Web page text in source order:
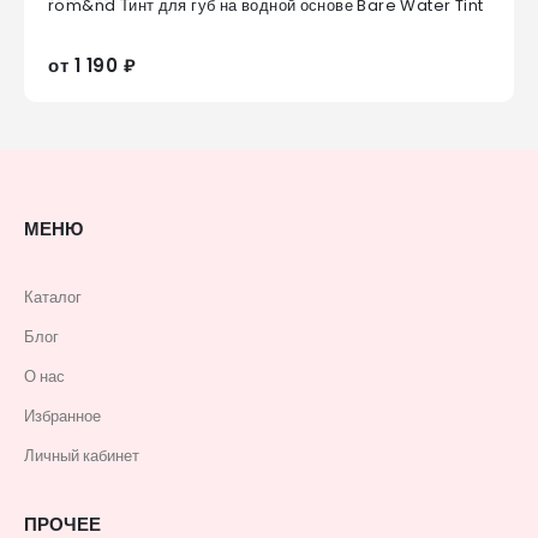
0из 5
rom&nd Тинт для губ на водной основе Bare Water Tint
от 1 190 ₽
МЕНЮ
Каталог
Блог
О нас
Избранное
Личный кабинет
ПРОЧЕЕ